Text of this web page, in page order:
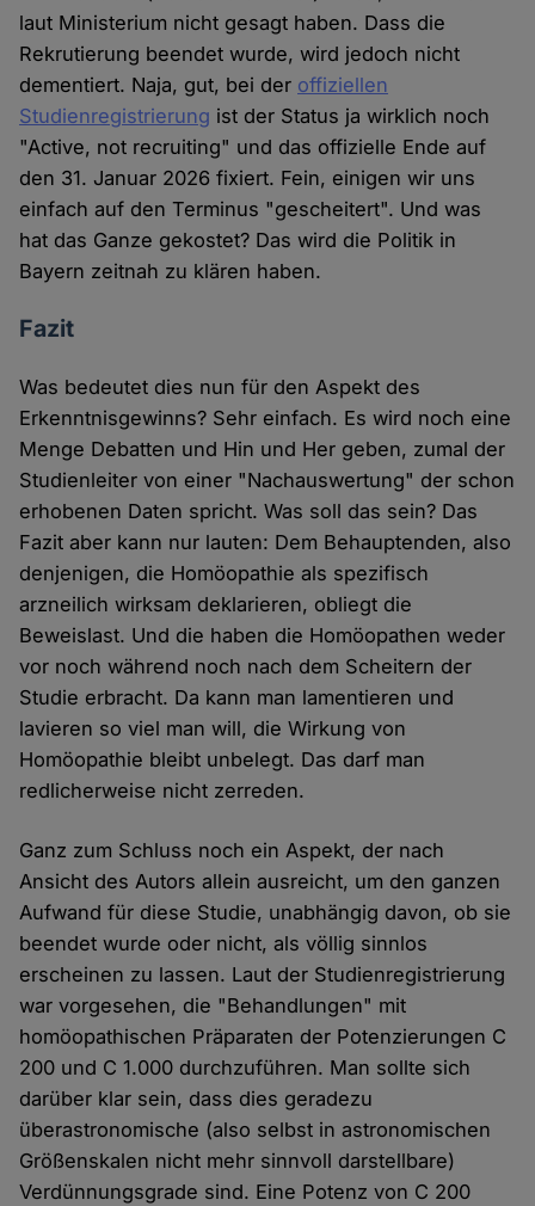
laut Ministerium nicht gesagt haben. Dass die
Rekrutierung beendet wurde, wird jedoch nicht
dementiert. Naja, gut, bei der offiziellen
Studienregistrierung ist der Status ja wirklich noch
"Active, not recruiting" und das offizielle Ende auf
den 31. Januar 2026 fixiert. Fein, einigen wir uns
einfach auf den Terminus "gescheitert". Und was
hat das Ganze gekostet? Das wird die Politik in
Bayern zeitnah zu klären haben.
Fazit
Was bedeutet dies nun für den Aspekt des
Erkenntnisgewinns? Sehr einfach. Es wird noch eine
Menge Debatten und Hin und Her geben, zumal der
Studienleiter von einer "Nachauswertung" der schon
erhobenen Daten spricht. Was soll das sein? Das
Fazit aber kann nur lauten: Dem Behauptenden, also
denjenigen, die Homöopathie als spezifisch
arzneilich wirksam deklarieren, obliegt die
Beweislast. Und die haben die Homöopathen weder
vor noch während noch nach dem Scheitern der
Studie erbracht. Da kann man lamentieren und
lavieren so viel man will, die Wirkung von
Homöopathie bleibt unbelegt. Das darf man
redlicherweise nicht zerreden.
Ganz zum Schluss noch ein Aspekt, der nach
Ansicht des Autors allein ausreicht, um den ganzen
Aufwand für diese Studie, unabhängig davon, ob sie
beendet wurde oder nicht, als völlig sinnlos
erscheinen zu lassen. Laut der Studienregistrierung
war vorgesehen, die "Behandlungen" mit
homöopathischen Präparaten der Potenzierungen C
200 und C 1.000 durchzuführen. Man sollte sich
darüber klar sein, dass dies geradezu
überastronomische (also selbst in astronomischen
Größenskalen nicht mehr sinnvoll darstellbare)
Verdünnungsgrade sind. Eine Potenz von C 200